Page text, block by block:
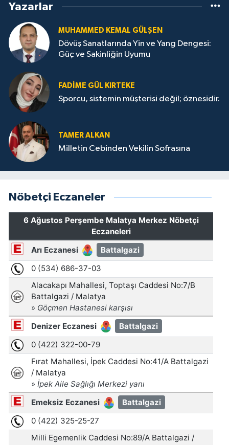
Yazarlar
MUHAMMED KEMAL GÜLŞEN
Dövüş Sanatlarında Yin ve Yang Dengesi:
Güç ve Sakinliğin Uyumu
FADIME GÜL KIRTEKE
Sporcu, sistemin müşterisi değil; öznesidir.
TAMER ALKAN
Milletin Cebinden Vekilin Sofrasına
Nöbetçi Eczaneler